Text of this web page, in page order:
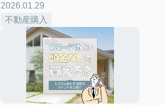
2026.01.29
不動産購入